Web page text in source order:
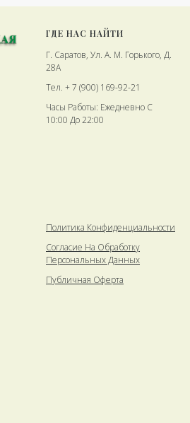
ГДЕ НАС НАЙТИ
Г. Саратов, Ул. А. М. Горького, Д.
28А
Тел. + 7 (900) 169-92-21
Часы Работы: Ежедневно С
10:00 До 22:00
Политика Конфиденциальности
Cогласие На Обработку
Персональных Данных
Публичная Оферта